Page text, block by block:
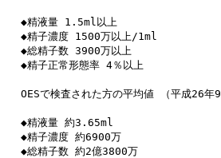
◆精液量 1.5ml以上
◆精子濃度 1500万以上/1ml
◆総精子数 3900万以上
◆精子正常形態率 4％以上
OESで検査された方の平均値 （平成26年9
◆精液量 約3.65ml
◆精子濃度 約6900万
◆総精子数 約2億3800万